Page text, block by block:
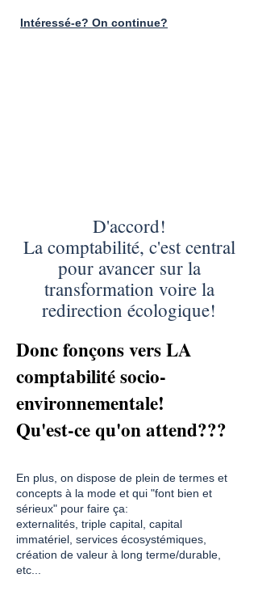
Intéressé-e? On continue?
​D'accord!
La comptabilité, c'est central
pour avancer sur la
transformation voire la
redirection écologique!
Donc fonçons vers LA
comptabilité socio-
environnementale!
Qu'est-ce qu'on attend???
En plus, on dispose de plein de termes et
concepts à la mode et qui "font bien et
sérieux" pour faire ça:
externalités, triple capital, capital
immatériel, services écosystémiques,
création de valeur à long terme/durable,
etc...